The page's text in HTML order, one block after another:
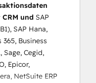
und SAP
SAP Hana,
Business
Sage, Cegid,
Epicor,
NetSuite ERP